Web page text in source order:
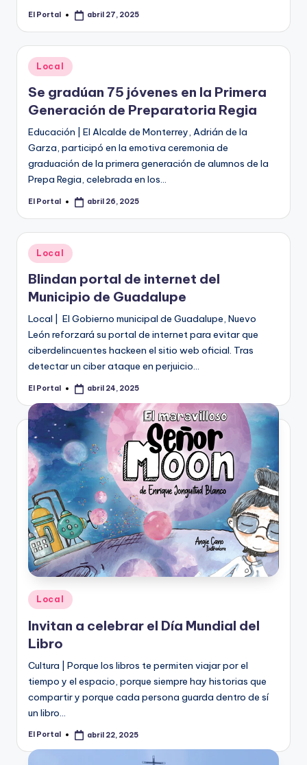
Publicado
El Portal abril 27, 2025
Publicado
en
Local
Se gradúan 75 jóvenes en la Primera
Generación de Preparatoria Regia
Educación | El Alcalde de Monterrey, Adrián de la
Garza, participó en la emotiva ceremonia de
graduación de la primera generación de alumnos de la
Prepa Regia, celebrada en los…
Publicado
El Portal abril 26, 2025
Publicado
en
Local
Blindan portal de internet del
Municipio de Guadalupe
Local | El Gobierno municipal de Guadalupe, Nuevo
León reforzará su portal de internet para evitar que
ciberdelincuentes hackeen el sitio web oficial. Tras
detectar un ciber ataque en perjuicio…
Publicado
El Portal abril 24, 2025
Publicado
en
Local
Invitan a celebrar el Día Mundial del
Libro
Cultura | Porque los libros te permiten viajar por el
tiempo y el espacio, porque siempre hay historias que
compartir y porque cada persona guarda dentro de sí
un libro…
Publicado
El Portal abril 22, 2025